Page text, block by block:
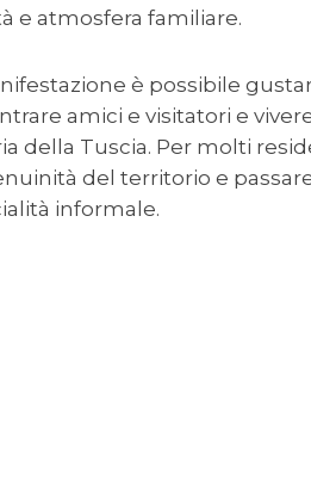
e atmosfera familiare.
è possibile
amici e visitatori e
della Tuscia. Per molti
del territorio e
informale.